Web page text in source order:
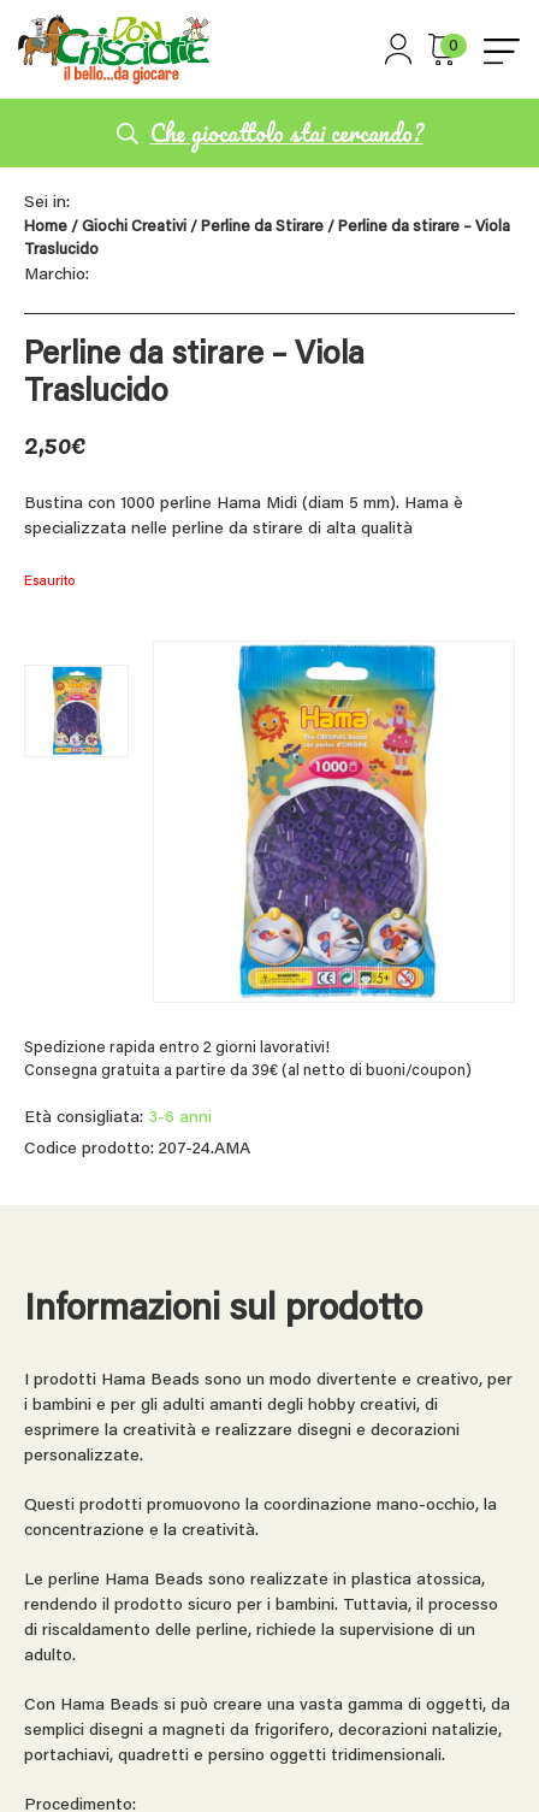
0
Che giocattolo stai cercando?
Sei in:
Home / Giochi Creativi / Perline da Stirare / Perline da stirare – Viola
Traslucido
Marchio:
Perline da stirare – Viola
Traslucido
2,50€
Bustina con 1000 perline Hama Midi (diam 5 mm). Hama è
specializzata nelle perline da stirare di alta qualità
Esaurito
Spedizione rapida entro 2 giorni lavorativi!
Consegna gratuita a partire da 39€ (al netto di buoni/coupon)
Età consigliata: 3-6 anni
Codice prodotto: 207-24.AMA
Informazioni sul prodotto
I prodotti Hama Beads sono un modo divertente e creativo, per
i bambini e per gli adulti amanti degli hobby creativi, di
esprimere la creatività e realizzare disegni e decorazioni
personalizzate.
Questi prodotti promuovono la coordinazione mano-occhio, la
concentrazione e la creatività.
Le perline Hama Beads sono realizzate in plastica atossica,
rendendo il prodotto sicuro per i bambini. Tuttavia, il processo
di riscaldamento delle perline, richiede la supervisione di un
adulto.
Con Hama Beads si può creare una vasta gamma di oggetti, da
semplici disegni a magneti da frigorifero, decorazioni natalizie,
portachiavi, quadretti e persino oggetti tridimensionali.
Procedimento: